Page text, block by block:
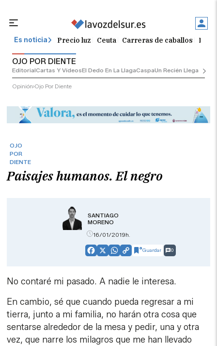
Es noticia Precio luz Ceuta Carreras de caballos El
OJO POR DIENTE
EditorialCartas Y VídeosEl Dedo En La LlagaCaspaUn Recién Llegado
Opinión Ojo Por Diente
OJO
POR
DIENTE
Paisajes humanos. El negro
SANTIAGO
MORENO
16/01/2019h.
Facebook
X WhatsApp
CopyGuardar 0
No contaré mi pasado. A nadie le interesa.
En cambio, sé que cuando pueda regresar a mi
tierra, junto a mi familia, no harán otra cosa que
sentarse alrededor de la mesa y pedir, una y otra
vez, que narre los milagros que me han llevado